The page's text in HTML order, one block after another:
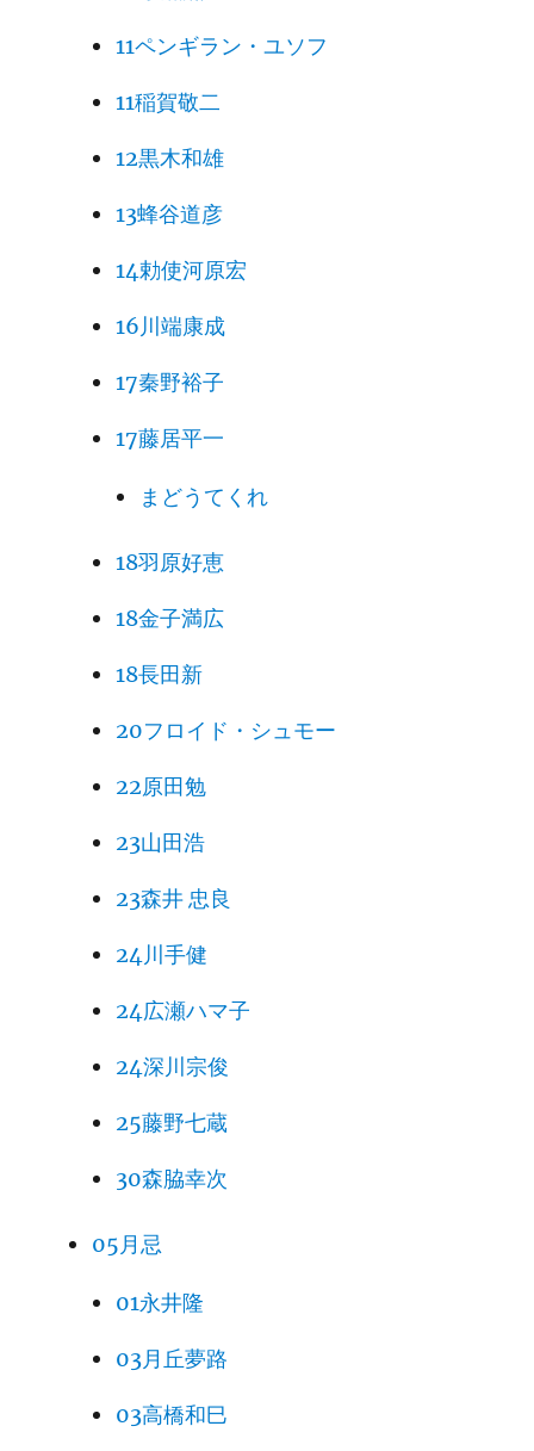
11ペンギラン・ユソフ
11稲賀敬二
12黒木和雄
13蜂谷道彦
14勅使河原宏
16川端康成
17秦野裕子
17藤居平一
まどうてくれ
18羽原好恵
18金子満広
18長田新
20フロイド・シュモー
22原田勉
23山田浩
23森井 忠良
24川手健
24広瀬ハマ子
24深川宗俊
25藤野七蔵
30森脇幸次
05月忌
01永井隆
03月丘夢路
03高橋和巳